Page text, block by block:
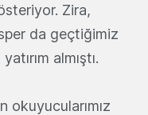
Zira,
da geçtiğimiz
almıştı.
okuyucularımız